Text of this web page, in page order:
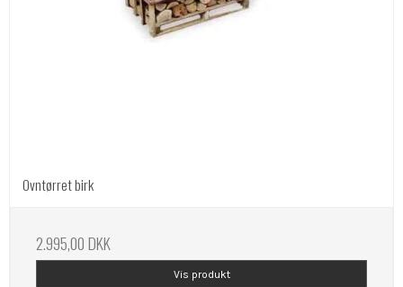
Ovntørret birk
2.995,00 DKK
Vis produkt